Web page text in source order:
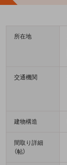
所在地
交通機関
建物構造
間取り詳細
（帖）